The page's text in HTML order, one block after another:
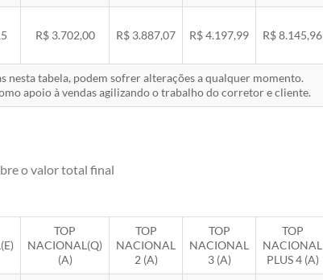
R$ 3.702,00 R$ 3.887,07 R$ 4.197,99 R$ 8.145,96
nesta tabela, podem sofrer alterações a qualquer momento.
apoio à vendas agilizando o trabalho do corretor e cliente.
o valor total final
TOP
NACIONAL(Q)
(A)
TOP
NACIONAL
2 (A)
TOP
NACIONAL
3 (A)
TOP
NACIONAL
PLUS 4 (A)